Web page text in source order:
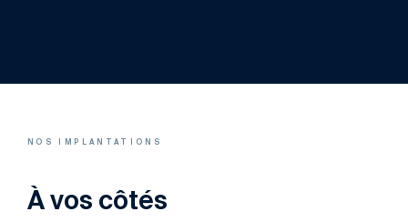
NOS IMPLANTATIONS
À vos côtés